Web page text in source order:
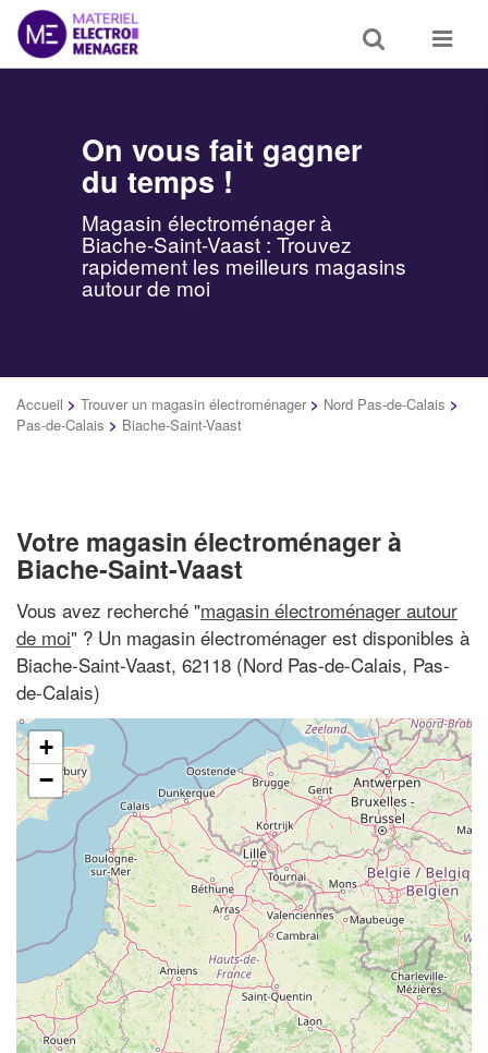
Toggle
search
Toggle
On vous fait gagner
du temps !
Magasin électroménager à
Biache-Saint-Vaast : Trouvez
rapidement les meilleurs magasins
autour de moi
Accueil > Trouver un magasin électroménager > Nord Pas-de-Calais >
Pas-de-Calais > Biache-Saint-Vaast
Votre magasin électroménager à
Biache-Saint-Vaast
Vous avez recherché "magasin électroménager autour
de moi" ? Un magasin électroménager est disponibles à
Biache-Saint-Vaast, 62118 (Nord Pas-de-Calais, Pas-
de-Calais)
+
−